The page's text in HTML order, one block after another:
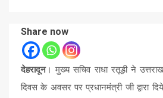
Share now
देहरादून। मुख्य सचिव राधा रतूड़ी ने
दिवस के अवसर पर प्रधानमंत्री जी द्वारा